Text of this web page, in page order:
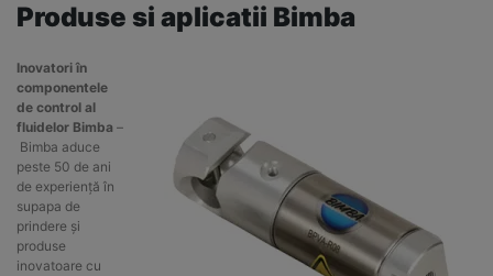
Produse si aplicatii Bimba
Inovatori în
componentele
de control al
fluidelor Bimba –
Bimba aduce
peste 50 de ani
de experiență în
supapa de
prindere și
produse
inovatoare cu